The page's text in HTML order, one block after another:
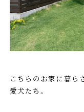
こちらのお家に暮ら
愛犬たち。